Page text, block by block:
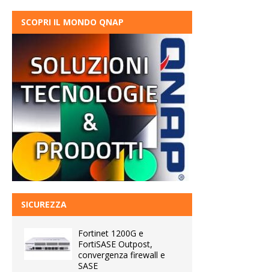
SCOPRI IL MONDO QNAP
SICUREZZA
Fortinet 1200G e
FortiSASE Outpost,
convergenza firewall e
SASE